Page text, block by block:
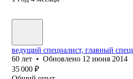
ведущий специалист, главный
60 лет • Обновлено 12 июня 2014
35 000 ₽